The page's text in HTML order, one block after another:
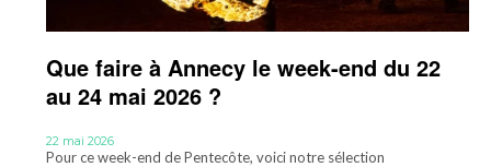
Que faire à Annecy le week-end du 22
au 24 mai 2026 ?
22 mai 2026
Pour ce week-end de Pentecôte, voici notre sélection